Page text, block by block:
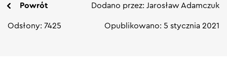
Powrót Dodano przez: Jarosław Adamczuk
Odsłony: 7425 Opublikowano: 5 stycznia 2021